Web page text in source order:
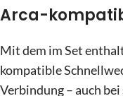
Arca-
Mit dem im Set
kompatible
Verbindung – auch